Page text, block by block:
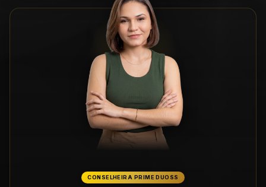
CONSELHEIRA PRIME DUOSS